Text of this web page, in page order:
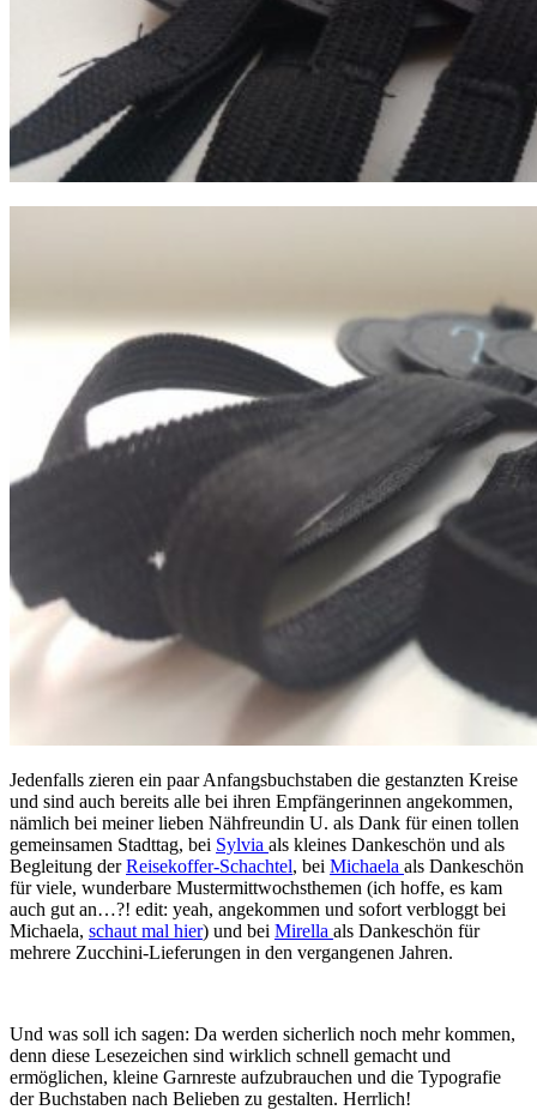
Jedenfalls zieren ein paar Anfangsbuchstaben die gestanzten Kreise
und sind auch bereits alle bei ihren Empfängerinnen angekommen,
nämlich bei meiner lieben Nähfreundin U. als Dank für einen tollen
gemeinsamen Stadttag, bei Sylvia als kleines Dankeschön und als
Begleitung derReisekoffer-Schachtel, bei Michaela als Dankeschön
für viele, wunderbare Mustermittwochsthemen (ich hoffe, es kam
auch gut an…?! edit: yeah, angekommen und sofort verbloggt bei
Michaela, schaut mal hier) und bei Mirella als Dankeschön für
mehrere Zucchini-Lieferungen in den vergangenen Jahren.
Und was soll ich sagen: Da werden sicherlich noch mehr kommen,
denn diese Lesezeichen sind wirklich schnell gemacht und
ermöglichen, kleine Garnreste aufzubrauchen und die Typografie
der Buchstaben nach Belieben zu gestalten. Herrlich!